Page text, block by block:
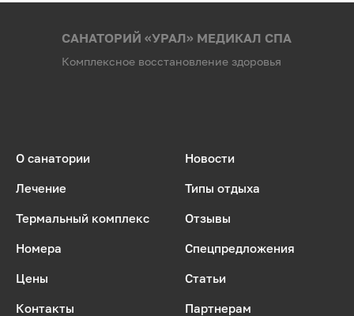
САНАТОРИЙ «УРАЛ» МЕДИКАЛ СПА
Комплексное восстановление здоровья
О санатории
Лечение
Термальный комплекс
Номера
Цены
Контакты
Новости
Типы отдыха
Отзывы
Спецпредложения
Статьи
Партнерам